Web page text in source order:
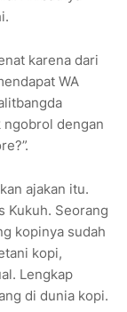
karena dari
WA
ngobrol dengan
ajakan itu.
Kukuh. Seorang
kopinya sudah
kopi,
Lengkap
di dunia kopi.